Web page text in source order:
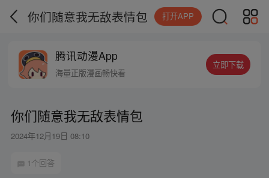
你们随意我无敌表情包 打开APP
腾讯动漫App
海量正版漫画畅快看
立即下载
你们随意我无敌表情包
2024年12月19日 08:10
1个回答